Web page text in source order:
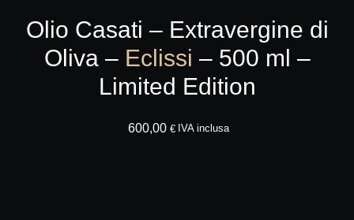
Olio Casati – Extravergine di
Oliva –Eclissi – 500 ml –
Limited Edition
600,00 € IVA inclusa